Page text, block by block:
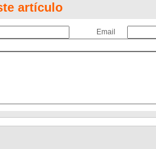
artículo
Email